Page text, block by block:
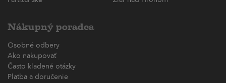
Nákupný poradca
Osobné odbery
Ako nakupovať
Často kladené otázky
Platba a doručenie